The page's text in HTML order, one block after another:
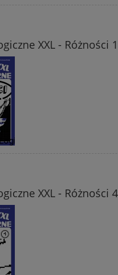
XXL - Różności
XXL - Różności